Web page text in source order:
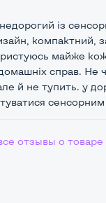
Встроенный
ноутбукаIntel
Гб
із
компактний,
майже
справ. Не
й не тупить. у
отзывы о товаре